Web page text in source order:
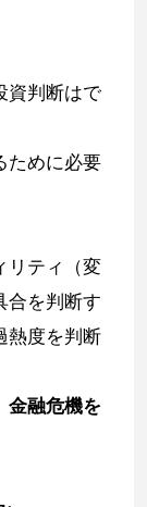
資判断はで
ために必要
リティ（変
合を判断す
熱度を判断
金融危機を